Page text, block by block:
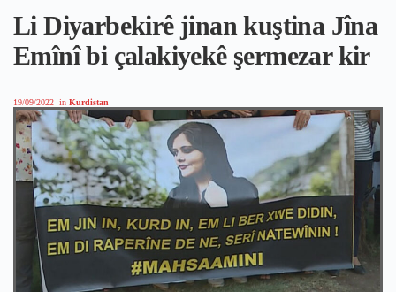
Li Diyarbekirê jinan kuştina Jîna
Emînî bi çalakiyekê şermezar kir
19/09/2022 in Kurdistan